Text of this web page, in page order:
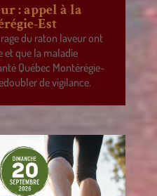
: appel à la
Est
du raton laveur ont
et que la maladie
Québec Montérégie-
de vigilance.